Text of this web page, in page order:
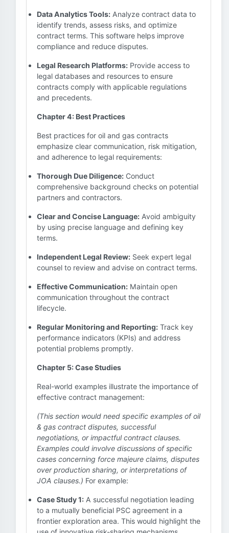
Data Analytics Tools: Analyze contract data to
identify trends, assess risks, and optimize
contract terms. This software helps improve
compliance and reduce disputes.
Legal Research Platforms: Provide access to
legal databases and resources to ensure
contracts comply with applicable regulations
and precedents.
Chapter 4: Best Practices
Best practices for oil and gas contracts
emphasize clear communication, risk mitigation,
and adherence to legal requirements:
Thorough Due Diligence: Conduct
comprehensive background checks on potential
partners and contractors.
Clear and Concise Language: Avoid ambiguity
by using precise language and defining key
terms.
Independent Legal Review: Seek expert legal
counsel to review and advise on contract terms.
Effective Communication: Maintain open
communication throughout the contract
lifecycle.
Regular Monitoring and Reporting: Track key
performance indicators (KPIs) and address
potential problems promptly.
Chapter 5: Case Studies
Real-world examples illustrate the importance of
effective contract management:
(This section would need specific examples of oil
& gas contract disputes, successful
negotiations, or impactful contract clauses.
Examples could involve discussions of specific
cases concerning force majeure claims, disputes
over production sharing, or interpretations of
JOA clauses.) For example:
Case Study 1: A successful negotiation leading
to a mutually beneficial PSC agreement in a
frontier exploration area. This would highlight the